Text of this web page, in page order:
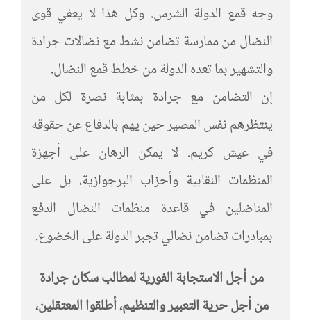
وجه قمع الدولة الشرس. وكل هذا لا يعفي قوى
النضال من ممارسة تضامن نشط مع نضالات جرادة
والتشهير بما تعده الدولة من خطط قمع النضال.
إن التضامن مع جرادة بمثابة نصرة لكل من
ينتظرهم نفس المصير حين يهم بالدفاع عن حقوقه
في عيش كريم. لا يمكن الرهان على أجهزة
المنظمات النقابية وأحزاب البرجوازية، بل على
المناضلين في قاعدة منظمات النضال الدفع
بمبادرات تضامن نضالي تجبر الدولة على الخضوع.
من أجل الاستجابة الفورية لمطالب سكان جرادة
من أجل حرية التعبير والتنظيم، أطلقوا المعتقلين،